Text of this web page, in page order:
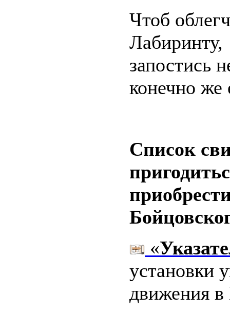
Чтоб
запостись
конечно
Список
«
установки
движения в